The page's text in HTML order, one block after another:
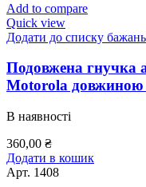
Add to compare
Quick view
Додати до списку бажань
Подовжена гнучка
Motorola довжиною
В наявності
360,00 ₴
Додати в кошик
Арт. 1408